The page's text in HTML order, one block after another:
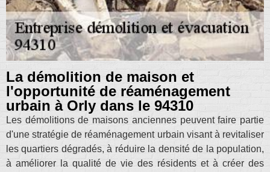
La démolition de maison et
l'opportunité de réaménagement
urbain à Orly dans le 94310
Les démolitions de maisons anciennes peuvent faire partie
d'une stratégie de réaménagement urbain visant à revitaliser
les quartiers dégradés, à réduire la densité de la population,
à améliorer la qualité de vie des résidents et à créer des